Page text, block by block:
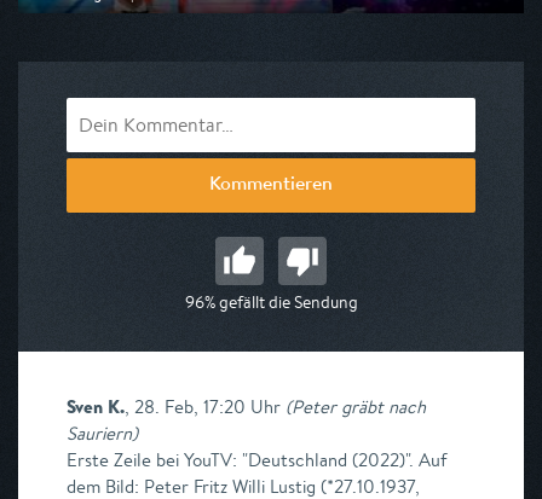
Ausgestrahlt von Super RTL
Kommentieren
96% gefällt die Sendung
Sven K., 28. Feb, 17:20 Uhr (Peter gräbt nach
Sauriern)
Erste Zeile bei YouTV: "Deutschland (2022)". Auf
dem Bild: Peter Fritz Willi Lustig (*27.10.1937,